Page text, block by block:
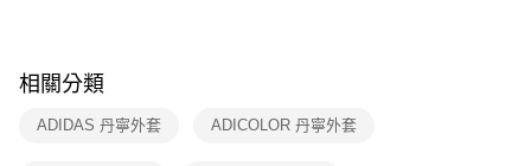
※ 交易是否成功請以「AFTEE先享後付 」之結帳頁面顯示為準，若有關於
是否繳費成功／繳費後需取消欲退款等相關疑問，請聯繫「AFTEE先享後付
客戶支援中心」https://netprotections.freshdesk.com/support/home
相關分類
ADIDAS 丹寧外套 ADICOLOR 丹寧外套